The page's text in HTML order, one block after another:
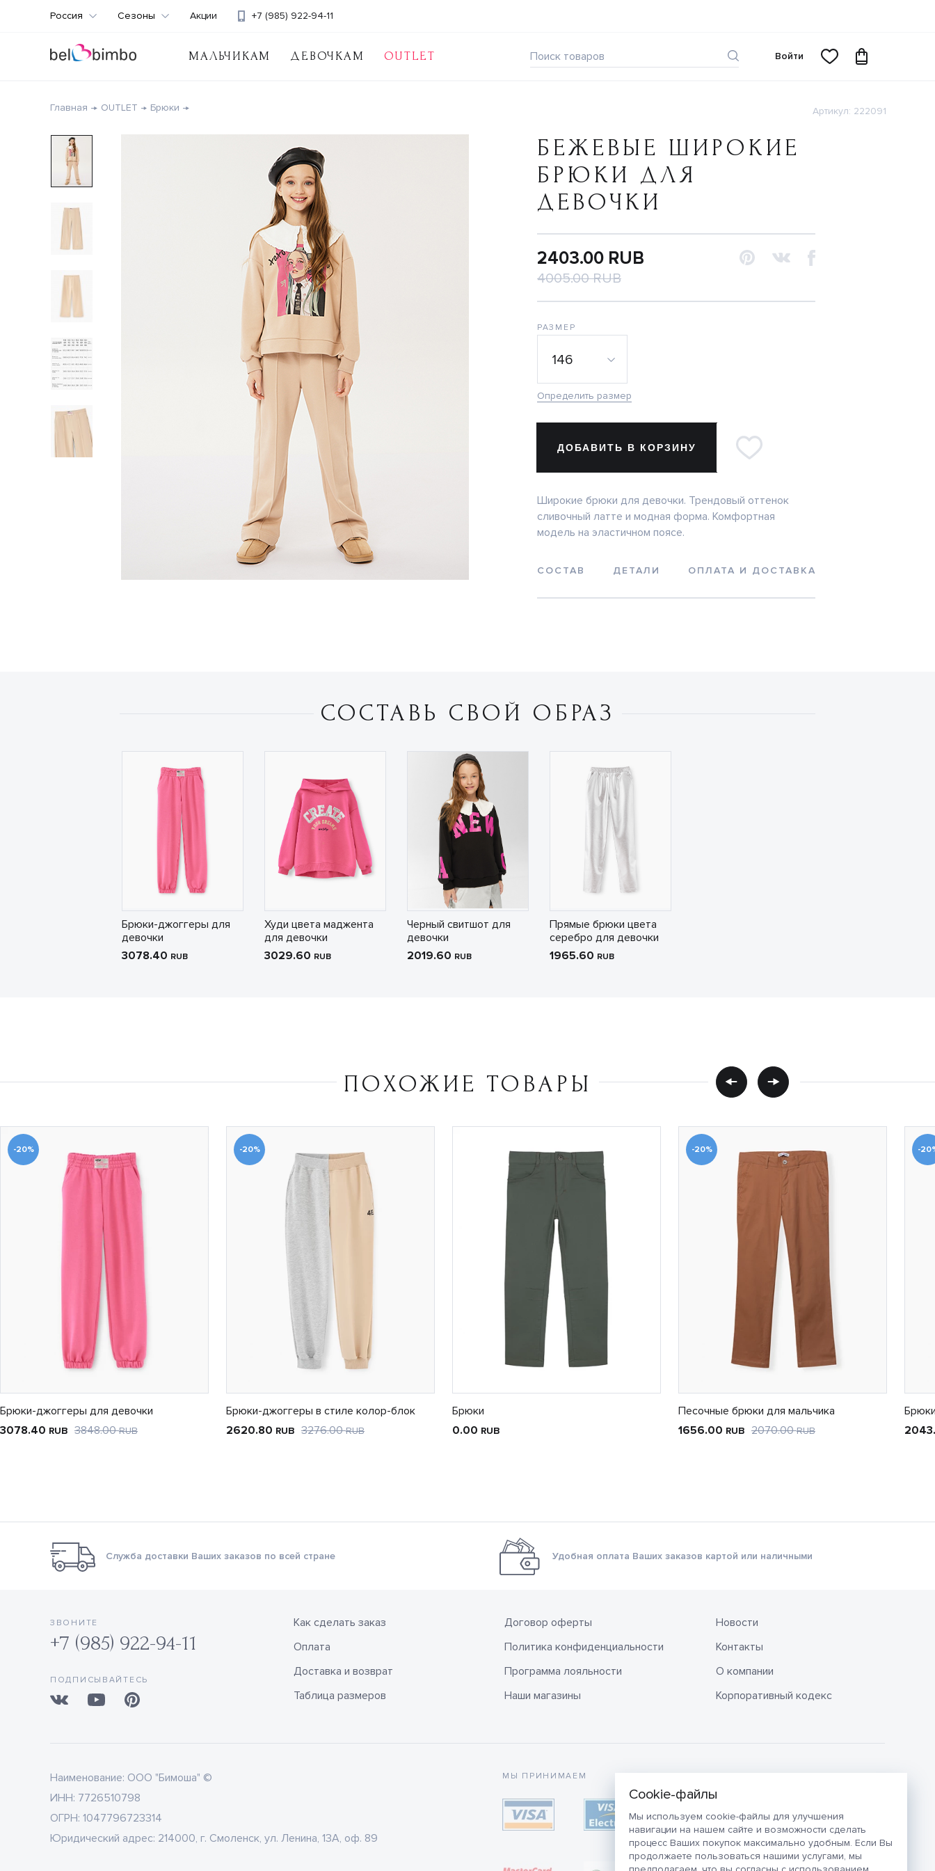
Мы используем cookie-файлы для улучшения
навигации на нашем сайте и возможности сделать
процесс Ваших покупок максимально удобным. Если Вы
продолжаете пользоваться нашими услугами, мы
МАЛЬЧИКАМ ДЕВОЧКАМ OUTLET
+7 (985) 922-94-11
Россия Сезоны Акции
Войти
Главная OUTLET Брюки Артикул: 222091
БЕЖЕВЫЕ ШИРОКИЕ
БРЮКИ ДЛЯ
ДЕВОЧКИ
2403.00 RUB
4005.00 RUB
РАЗМЕР
146
Определить размер
ДОБАВИТЬ В КОРЗИНУ
Широкие брюки для девочки. Трендовый оттенок
сливочный латте и модная форма. Комфортная
модель на эластичном поясе.
СОСТАВ ДЕТАЛИ ОПЛАТА И ДОСТАВКА
СОСТАВЬ СВОЙ ОБРАЗ
Брюки-джоггеры для
девочки
3078.40 RUB
Худи цвета маджента
для девочки
3029.60 RUB
Черный свитшот для
девочки
2019.60 RUB
Прямые брюки цвета
серебро для девочки
1965.60 RUB
ПОХОЖИЕ ТОВАРЫ
-20%
Брюки-джоггеры для девочки
3078.40 RUB 3848.00RUB
-20%
Брюки-джоггеры в стиле колор-блок
2620.80 RUB 3276.00RUB
Брюки
0.00 RUB
-20%
Песочные брюки для мальчика
1656.00 RUB 2070.00RUB
-
Служба доставки Ваших заказов по всей стране Удобная оплата Ваших заказов картой или наличными
ЗВОНИТЕ
+7 (985) 922-94-11
ПОДПИСЫВАЙТЕСЬ
Как сделать заказ
Оплата
Доставка и возврат
Таблица размеров
Договор оферты
Политика конфиденциальности
Программа лояльности
Наши магазины
Новости
Контакты
О компании
Корпоративный кодекс
Наименование: ООО "Бимоша" ©
ИНН: 7726510798
ОГРН: 1047796723314
Юридический адрес: 214000, г. Смоленск, ул. Ленина, 13А, оф. 89
МЫ ПРИНИМАЕМ